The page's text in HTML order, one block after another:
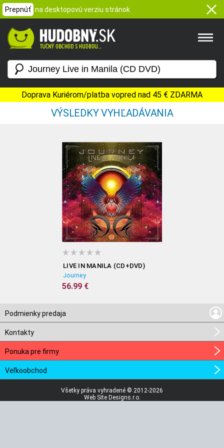
Prepnúť na desktopovú verziu stránok
Doprava Kuriérom/platba vopred nad 45 € ZDARMA
VÝSLEDKY VYHĽADÁVANIA
LIVE IN MANILA (CD+DVD)
Journey
56.99 €
Podmienky predaja
Kontakty
Ponuka pre firmy
Veľkoobchod
Všetky práva vyhradené © 2012-2026
Web Site Designs.r.o.